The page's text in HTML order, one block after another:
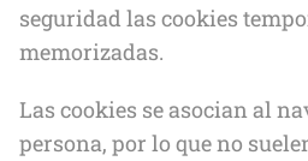
seguridad las cookies
memorizadas.
Las cookies se asocian al
persona, por lo que no